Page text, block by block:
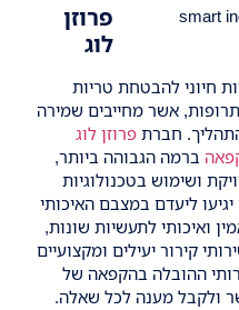
פרוזן
לוג
חיוני להבטחת טריות
אשר מחייבים שמירה
חברת פרוזן לוג
ברמה הגבוהה ביותר,
ושימוש בטכנולוגיות
ליעדם במצבם האיכותי
ואיכותי לתעשיות שונות,
קירור יעילים ומקצועיים
ההובלה בהקפאה של
ולקבל מענה לכל שאלה.